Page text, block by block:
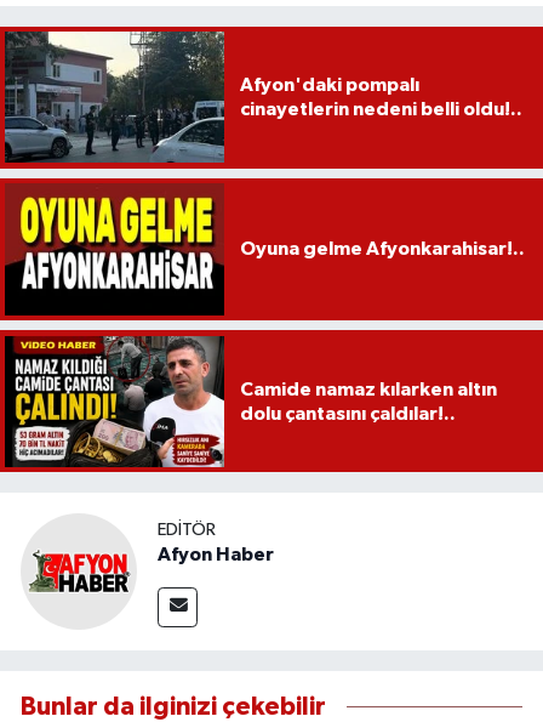
Afyon'daki pompalı
cinayetlerin nedeni belli oldu!..
Oyuna gelme Afyonkarahisar!..
Camide namaz kılarken altın
dolu çantasını çaldılar!..
EDITÖR
Afyon Haber
Bunlar da ilginizi çekebilir